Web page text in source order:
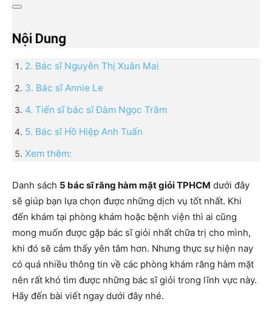
Nội Dung
2. Bác sĩ Nguyễn Thị Xuân Mai
3. Bác sĩ Annie Le
4. Tiến sĩ bác sĩ Đàm Ngọc Trâm
5. Bác sĩ Hồ Hiệp Anh Tuấn
Xem thêm:
Danh sách 5 bác sĩ răng hàm mặt giỏi TPHCM dưới đây
sẽ giúp bạn lựa chọn được những dịch vụ tốt nhất. Khi
đến khám tại phòng khám hoặc bệnh viện thì ai cũng
mong muốn được gặp bác sĩ giỏi nhất chữa trị cho mình,
khi đó sẽ cảm thấy yên tâm hơn. Nhưng thực sự hiện nay
có quá nhiều thông tin về các phòng khám răng hàm mặt
nên rất khó tìm được những bác sĩ giỏi trong lĩnh vực này.
Hãy đến bài viết ngay dưới đây nhé.